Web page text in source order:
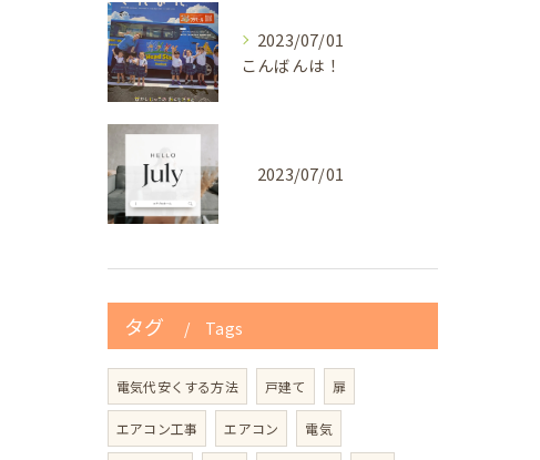
2023/07/01
こんばんは！
2023/07/01
タグ Tags
電気代安くする方法 戸建て 扉
エアコン工事 エアコン 電気